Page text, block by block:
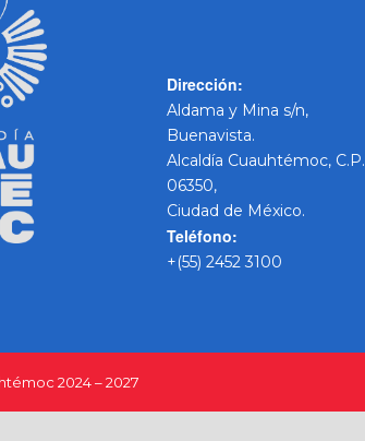
Dirección:
Aldama y Mina s/n,
Buenavista.
Alcaldía Cuauhtémoc, C.P.
06350,
Ciudad de México.
Teléfono:
+(55) 2452 3100
2024 – 2027